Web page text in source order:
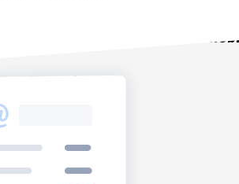
com o seu stock e evite